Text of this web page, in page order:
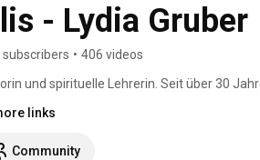
- Lydia Gruber
subscribers • 406 videos
und spirituelle Lehrerin. Seit über 30
links
Community